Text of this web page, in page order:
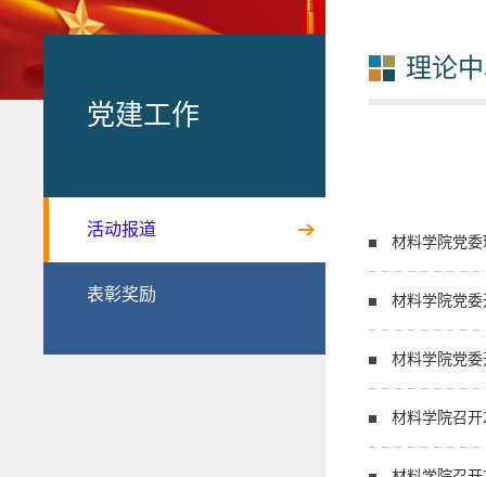
党建工作
活动报道
表彰奖励
理论
材料学院党
材料学院党
材料学院党
材料学院召